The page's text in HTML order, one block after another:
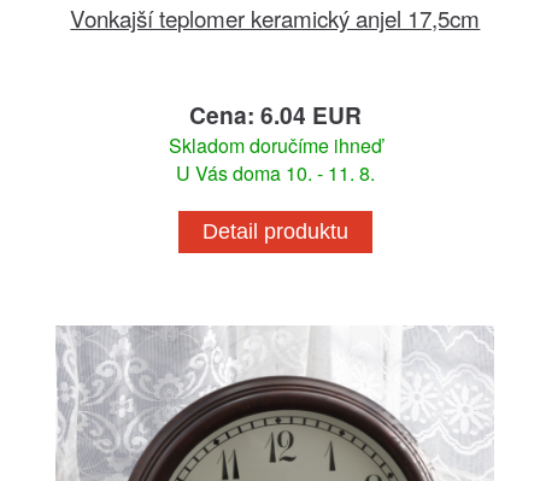
Vonkajší teplomer keramický anjel 17,5cm
Cena: 6.04 EUR
Skladom doručíme ihneď
U Vás doma 10. - 11. 8.
Detail produktu